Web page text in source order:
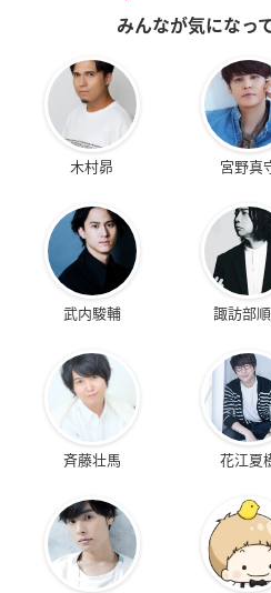
みんなが気になっ
木村昴 宮野真
武内駿輔 諏訪部
斉藤壮馬 花江夏